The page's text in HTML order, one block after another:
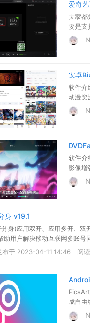
爱奇
大家都
要是支
安卓
软件介
动漫资
软件介
影像增
身 v19.1
身(应用双开、应用多开、
助用户解决移动互联网多账号
布于 2023-04-11 14:46 阅
成自由